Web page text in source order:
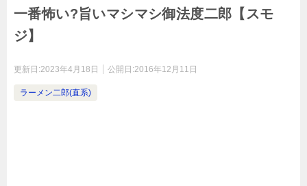
一番怖い?旨いマシマシ御法度二郎【スモ
ジ】
更新日:2023年4月18日 公開日:2016年12月11日
ラーメン二郎(直系)